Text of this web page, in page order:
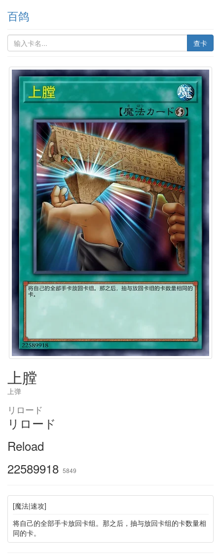
百鸽
查卡
上膛
上弹
リロード
リロード
Reload
22589918 5849
[魔法|速攻]
将自己的全部手卡放回卡组。那之后，抽与放回卡组的卡数量相
同的卡。